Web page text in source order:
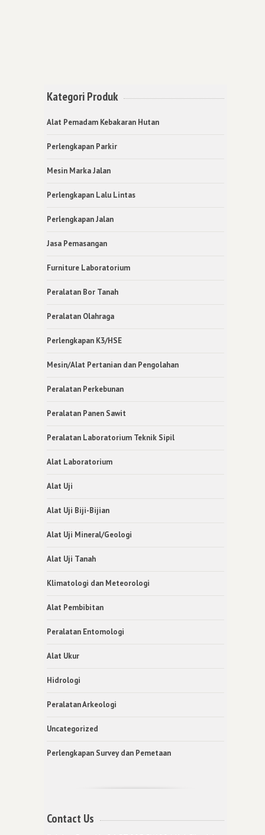
Kategori Produk
Alat Pemadam Kebakaran Hutan
Perlengkapan Parkir
Mesin Marka Jalan
Perlengkapan Lalu Lintas
Perlengkapan Jalan
Jasa Pemasangan
Furniture Laboratorium
Peralatan Bor Tanah
Peralatan Olahraga
Perlengkapan K3/HSE
Mesin/Alat Pertanian dan Pengolahan
Peralatan Perkebunan
Peralatan Panen Sawit
Peralatan Laboratorium Teknik Sipil
Alat Laboratorium
Alat Uji
Alat Uji Biji-Bijian
Alat Uji Mineral/Geologi
Alat Uji Tanah
Klimatologi dan Meteorologi
Alat Pembibitan
Peralatan Entomologi
Alat Ukur
Hidrologi
Peralatan Arkeologi
Uncategorized
Perlengkapan Survey dan Pemetaan
Contact Us